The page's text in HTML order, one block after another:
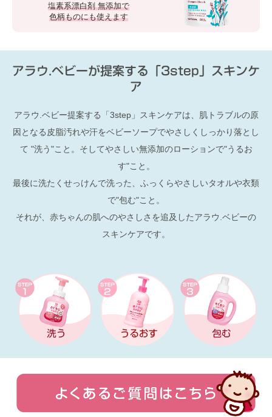
塩素系漂白剤 無添加で
色柄ものにも使えます
アラウ.ベビーが提案する「3step」スキンケ
ア
アラウ.ベビー提案する「3step」スキンケアは、肌トラブルの原
因となる皮脂汚れや汗をベビーソープでやさしくしっかり落とし
て "洗う"こと。そしてやさしい無添加のローションで"うるお
す"こと。
最後に洗たくせっけんで洗った、ふっくらやさしいタオルや衣類
で"包む"こと。
それが、赤ちゃんの肌へのやさしさを追及したアラウ.ベビーの
スキンケアです。